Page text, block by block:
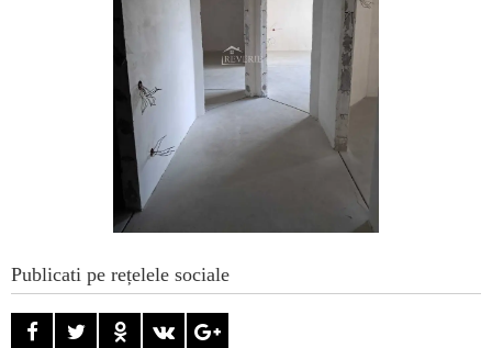
Publicati pe rețelele sociale